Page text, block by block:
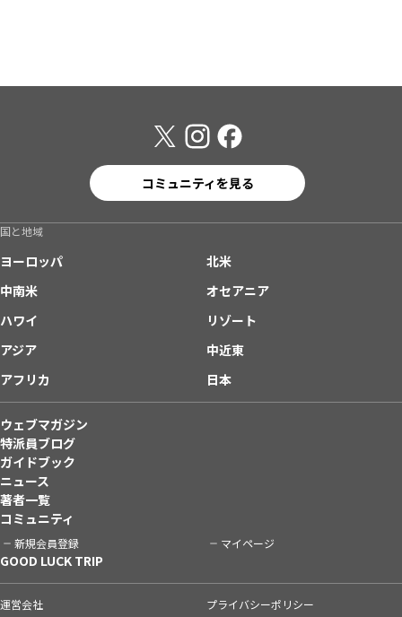
コミュニティを見る
国と地域
ヨーロッパ
北米
中南米
オセアニア
ハワイ
リゾート
アジア
中近東
アフリカ
日本
ウェブマガジン
特派員ブログ
ガイドブック
ニュース
著者一覧
コミュニティ
新規会員登録 マイページ
GOOD LUCK TRIP
運営会社 プライバシーポリシー